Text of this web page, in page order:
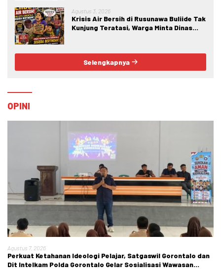
Agustus 3, 2026
Krisis Air Bersih di Rusunawa Buliide Tak
Kunjung Teratasi, Warga Minta Dinas
Selengkapnya
OPINI
Agustus 7, 2026
Perkuat Ketahanan Ideologi Pelajar, Satgaswil Gorontalo dan
Dit Intelkam Polda Gorontalo Gelar Sosialisasi Wawasan